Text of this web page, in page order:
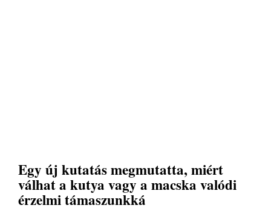
Egy új kutatás megmutatta, miért
válhat a kutya vagy a macska valódi
érzelmi támaszunkká